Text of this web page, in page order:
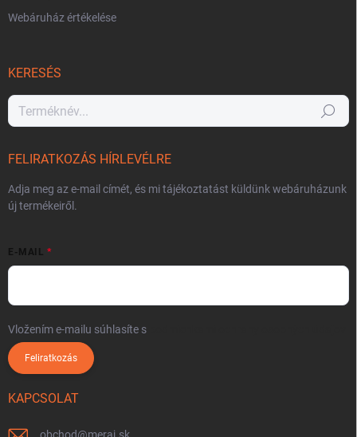
Webáruház értékelése
KERESÉS
Keresés
FELIRATKOZÁS HÍRLEVÉLRE
Adja meg az e-mail címét, és mi tájékoztatást küldünk webáruházunk
új termékeiről.
E-MAIL
Vložením e-mailu súhlasíte s
Feliratkozás
KAPCSOLAT